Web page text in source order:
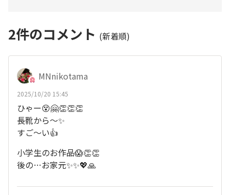
2件のコメント (新着順)
MNnikotama
2025/10/20 15:45
ひゃー😵🤗👏👏👏
長靴から〜✨
すご〜い👍
小学生のお作品😱👏👏
後の…お家元✨✨💖🙏